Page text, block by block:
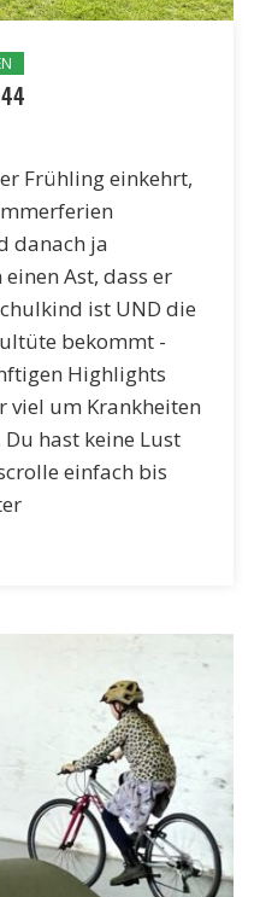
Frühling einkehrt,
danach ja
Ast, dass er
ist UND die
bekommt -
Highlights
viel um Krankheiten
hast keine Lust
einfach bis